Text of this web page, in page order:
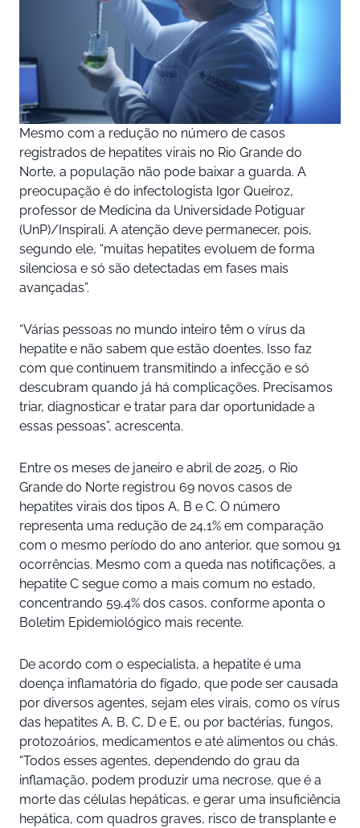
Mesmo com a redução no número de casos
registrados de hepatites virais no Rio Grande do
Norte, a população não pode baixar a guarda. A
preocupação é do infectologista Igor Queiroz,
professor de Medicina da Universidade Potiguar
(UnP)/Inspirali. A atenção deve permanecer, pois,
segundo ele, “muitas hepatites evoluem de forma
silenciosa e só são detectadas em fases mais
avançadas”.
“Várias pessoas no mundo inteiro têm o vírus da
hepatite e não sabem que estão doentes. Isso faz
com que continuem transmitindo a infecção e só
descubram quando já há complicações. Precisamos
triar, diagnosticar e tratar para dar oportunidade a
essas pessoas”, acrescenta.
Entre os meses de janeiro e abril de 2025, o Rio
Grande do Norte registrou 69 novos casos de
hepatites virais dos tipos A, B e C. O número
representa uma redução de 24,1% em comparação
com o mesmo período do ano anterior, que somou 91
ocorrências. Mesmo com a queda nas notificações, a
hepatite C segue como a mais comum no estado,
concentrando 59,4% dos casos, conforme aponta o
Boletim Epidemiológico mais recente.
De acordo com o especialista, a hepatite é uma
doença inflamatória do fígado, que pode ser causada
por diversos agentes, sejam eles virais, como os vírus
das hepatites A, B, C, D e E, ou por bactérias, fungos,
protozoários, medicamentos e até alimentos ou chás.
“Todos esses agentes, dependendo do grau da
inflamação, podem produzir uma necrose, que é a
morte das células hepáticas, e gerar uma insuficiência
hepática, com quadros graves, risco de transplante e